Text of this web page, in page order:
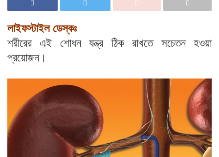
লাইফস্টাইল ডেস্কঃ
শরীরের এই শোধন যন্ত্র ঠিক রাখতে সচেতন হওয়া
প্রয়োজন।